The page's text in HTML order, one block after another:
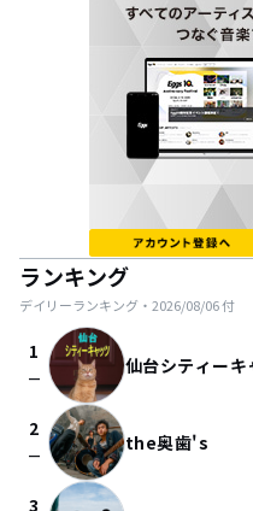
ランキング
デイリーランキング・ 2026/08/06付
1
check_indeterminate_small 仙台シティーキ
2
check_indeterminate_small the奥歯's
3